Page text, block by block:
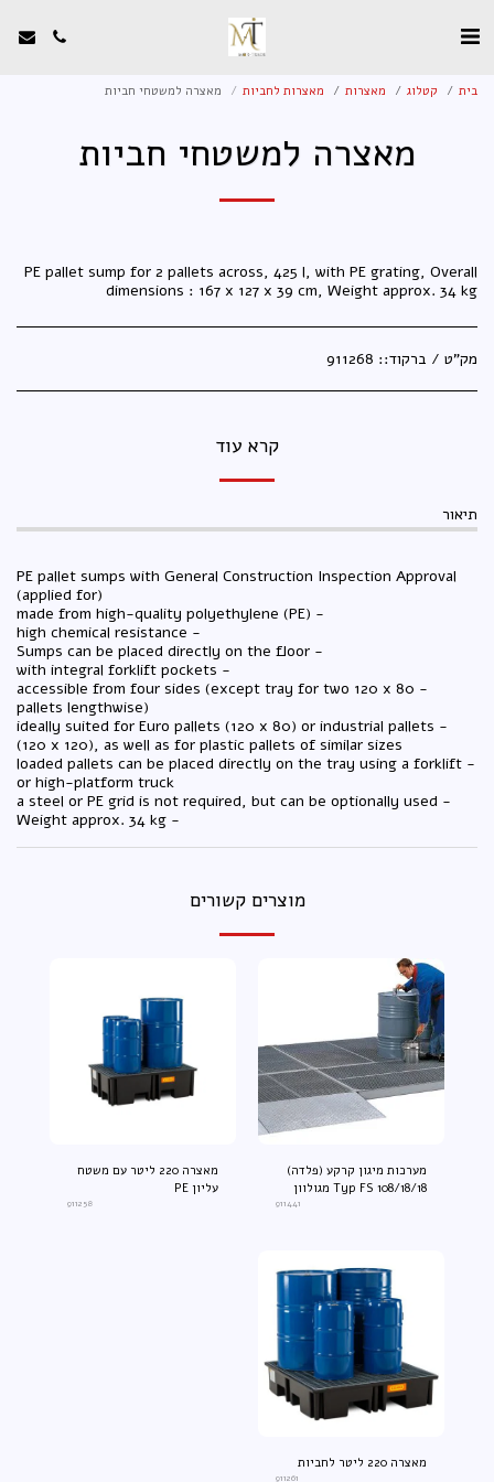
בית קטלוג מאצרות מאצרות לחביות מאצרה למשטחי חביות
מאצרה למשטחי חביות
PE pallet sump for 2 pallets across, 425 l, with PE grating, Overall
dimensions : 167 x 127 x 39 cm, Weight approx. 34 kg
מק"ט / ברקוד:: 911268
קרא עוד
תיאור
PE pallet sumps with General Construction Inspection Approval
(applied for)
- made from high-quality polyethylene (PE)
- high chemical resistance
- Sumps can be placed directly on the floor
- with integral forklift pockets
- accessible from four sides (except tray for two 120 x 80
pallets lengthwise)
- ideally suited for Euro pallets (120 x 80) or industrial pallets
(120 x 120), as well as for plastic pallets of similar sizes
- loaded pallets can be placed directly on the tray using a forklift
or high-platform truck
- a steel or PE grid is not required, but can be optionally used
- Weight approx. 34 kg
מוצרים קשורים
מערכות מיגון קרקע (פלדה)
Typ FS 108/18/18 מגולוון
911441
מאצרה 220 ליטר עם משטח
עליון PE
911258
מאצרה 220 ליטר לחביות
911261